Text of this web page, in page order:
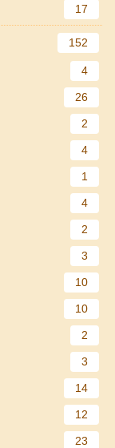
17
152
4
26
2
4
1
4
2
3
10
10
2
3
14
12
23